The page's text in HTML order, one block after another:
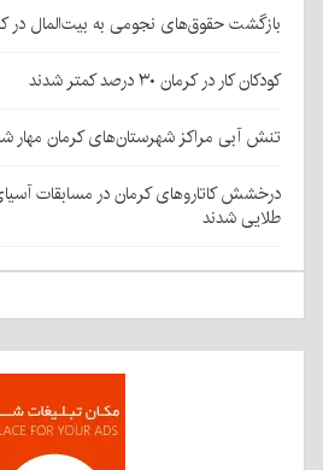
بازگشت حقوق‌های نجومی به بیت‌المال در
کودکان کار در کرمان ۳۰ درصد کمتر شدند
تنش آبی مراکز شهرستان‌های کرمان مهار
درخشش کاتاروهای کرمان در مسابقات
طلایی شدند